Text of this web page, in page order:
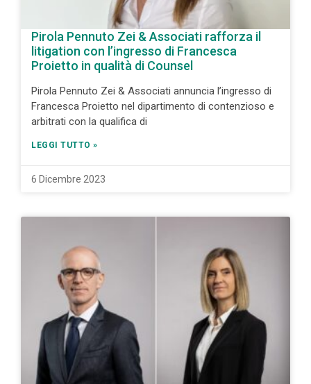
Pirola Pennuto Zei & Associati rafforza il
litigation con l’ingresso di Francesca
Proietto in qualità di Counsel
Pirola Pennuto Zei & Associati annuncia l’ingresso di
Francesca Proietto nel dipartimento di contenzioso e
arbitrati con la qualifica di
LEGGI TUTTO »
6 Dicembre 2023